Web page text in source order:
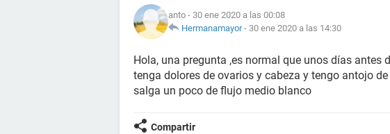
anto - 30 ene 2020 a las 00:08
Hermanamayor- 30 ene 2020 a las 14:30
Hola, una pregunta ,es normal que unos días antes
tenga dolores de ovarios y cabeza y tengo antojo
salga un poco de flujo medio blanco
Compartir